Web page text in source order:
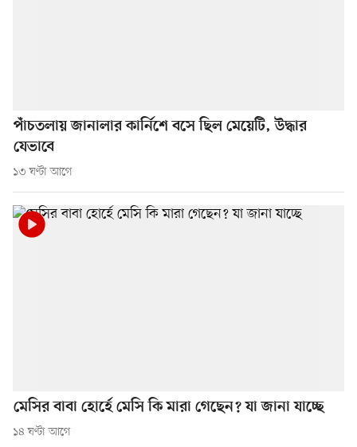
পাঁচতলায় জানালার কার্নিশে বসে ছিল মেয়েটি, উদ্ধার
যেভাবে
১৩ ঘণ্টা আগে
মেসির বাবা হোর্হে মেসি কি মারা গেছেন? যা জানা যাচ্ছে
১৪ ঘণ্টা আগে